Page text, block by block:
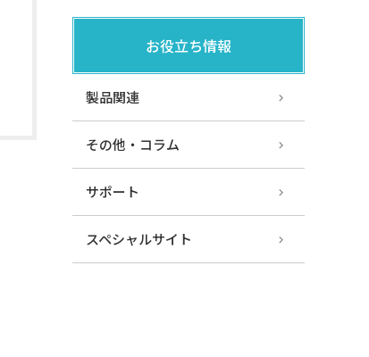
お役立ち情報
製品関連
その他・コラム
サポート
スペシャルサイト